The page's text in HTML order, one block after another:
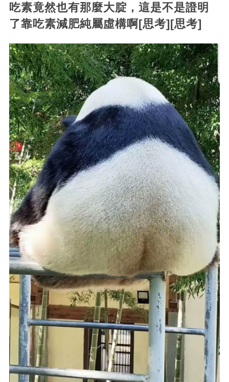
吃素竟然也有那麼大腚，這是不是證明
了靠吃素減肥純屬虛構啊[思考][思考]